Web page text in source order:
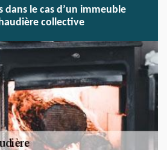
dans le cas d’un immeuble
collective